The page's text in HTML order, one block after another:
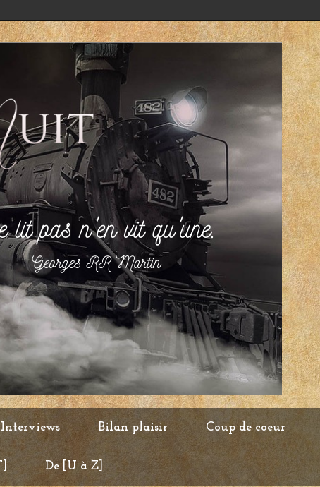
Interviews Bilan plaisir Coup de coeur
De [U à Z]